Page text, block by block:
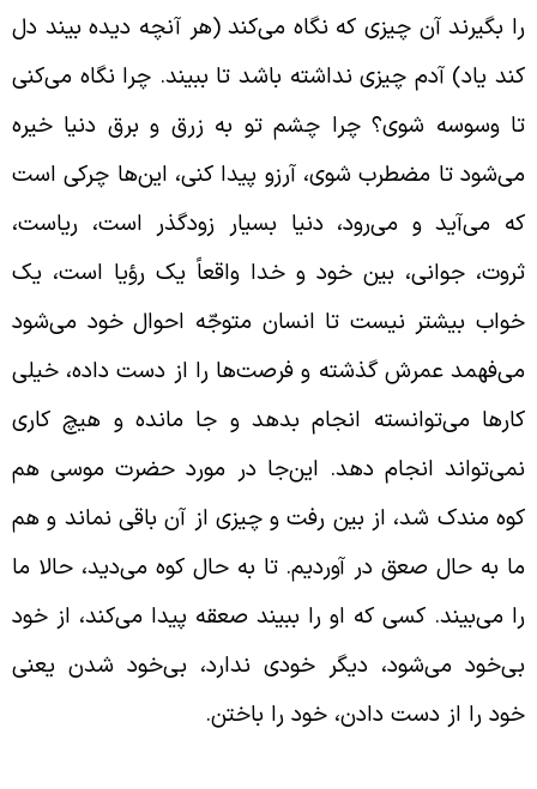
بگیرند آن چیزی که نگاه می‌کند (هر آنچه دیده بیند دل
یاد) آدم چیزی نداشته باشد تا ببیند. چرا نگاه می‌کنی
وسوسه شوی؟ چرا چشم تو به زرق و برق دنیا خیره
تا مضطرب شوی، آرزو پیدا کنی، این‌ها چرکی است
می‌آید و می‌رود، دنیا بسیار زودگذر است، ریاست،
جوانی، بین خود و خدا واقعاً یک رؤیا است، یک
بیشتر نیست تا انسان متوجّه احوال خود می‌شود
عمرش گذشته و فرصت‌ها را از دست داده، خیلی
می‌توانسته انجام بدهد و جا مانده و هیچ کاری
انجام دهد. این‌جا در مورد حضرت موسی هم
مندک شد، از بین رفت و چیزی از آن باقی نماند و هم
به حال صعق در آوردیم. تا به حال کوه می‌دید، حالا ما
می‌بیند. کسی که او را ببیند صعقه پیدا می‌کند، از خود
می‌شود، دیگر خودی ندارد، بی‌خود شدن یعنی
را از دست دادن، خود را باختن.